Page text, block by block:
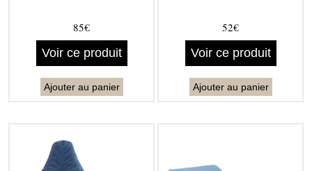
85€
Voir ce produit
Ajouter au panier
52€
Voir ce produit
Ajouter au panier